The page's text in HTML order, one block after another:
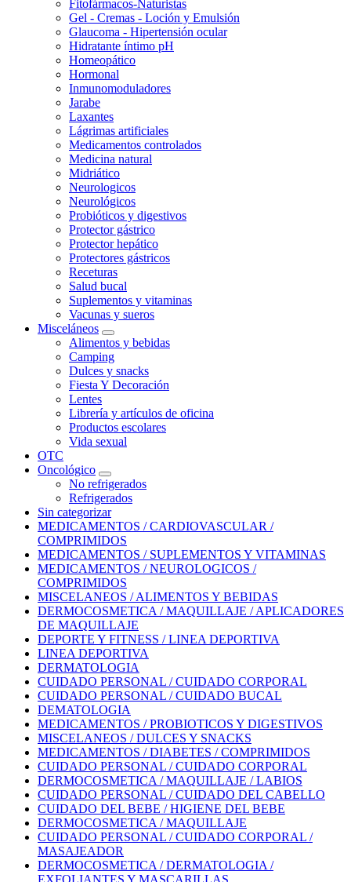
Fitofármacos-Naturistas
Gel - Cremas - Loción y Emulsión
Glaucoma - Hipertensión ocular
Hidratante íntimo pH
Homeopático
Hormonal
Inmunomoduladores
Jarabe
Laxantes
Lágrimas artificiales
Medicamentos controlados
Medicina natural
Midriático
Neurologicos
Neurológicos
Probióticos y digestivos
Protector gástrico
Protector hepático
Protectores gástricos
Receturas
Salud bucal
Suplementos y vitaminas
Vacunas y sueros
Misceláneos
Alimentos y bebidas
Camping
Dulces y snacks
Fiesta Y Decoración
Lentes
Librería y artículos de oficina
Productos escolares
Vida sexual
OTC
Oncológico
No refrigerados
Refrigerados
Sin categorizar
MEDICAMENTOS / CARDIOVASCULAR /
COMPRIMIDOS
MEDICAMENTOS / SUPLEMENTOS Y VITAMINAS
MEDICAMENTOS / NEUROLOGICOS /
COMPRIMIDOS
MISCELANEOS / ALIMENTOS Y BEBIDAS
DERMOCOSMETICA / MAQUILLAJE / APLICADORES
DE MAQUILLAJE
DEPORTE Y FITNESS / LINEA DEPORTIVA
LINEA DEPORTIVA
DERMATOLOGIA
CUIDADO PERSONAL / CUIDADO CORPORAL
CUIDADO PERSONAL / CUIDADO BUCAL
DEMATOLOGIA
MEDICAMENTOS / PROBIOTICOS Y DIGESTIVOS
MISCELANEOS / DULCES Y SNACKS
MEDICAMENTOS / DIABETES / COMPRIMIDOS
CUIDADO PERSONAL / CUIDADO CORPORAL
DERMOCOSMETICA / MAQUILLAJE / LABIOS
CUIDADO PERSONAL / CUIDADO DEL CABELLO
CUIDADO DEL BEBE / HIGIENE DEL BEBE
DERMOCOSMETICA / MAQUILLAJE
CUIDADO PERSONAL / CUIDADO CORPORAL /
MASAJEADOR
DERMOCOSMETICA / DERMATOLOGIA /